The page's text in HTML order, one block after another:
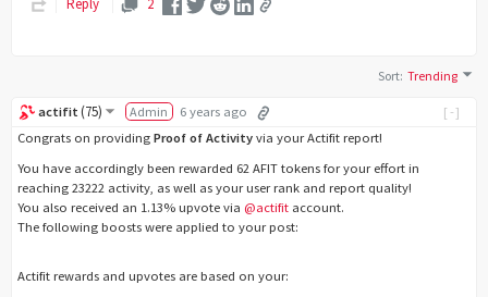
Reply
2
Sort:Trending
[-]
actifit (75) Admin
6 years ago
Congrats on providing Proof of Activity via your Actifit report!
You have accordingly been rewarded 62 AFIT tokens for your effort in
reaching 23222 activity, as well as your user rank and report quality!
You also received an 1.13% upvote via @actifit account.
The following boosts were applied to your post:
Actifit rewards and upvotes are based on your: